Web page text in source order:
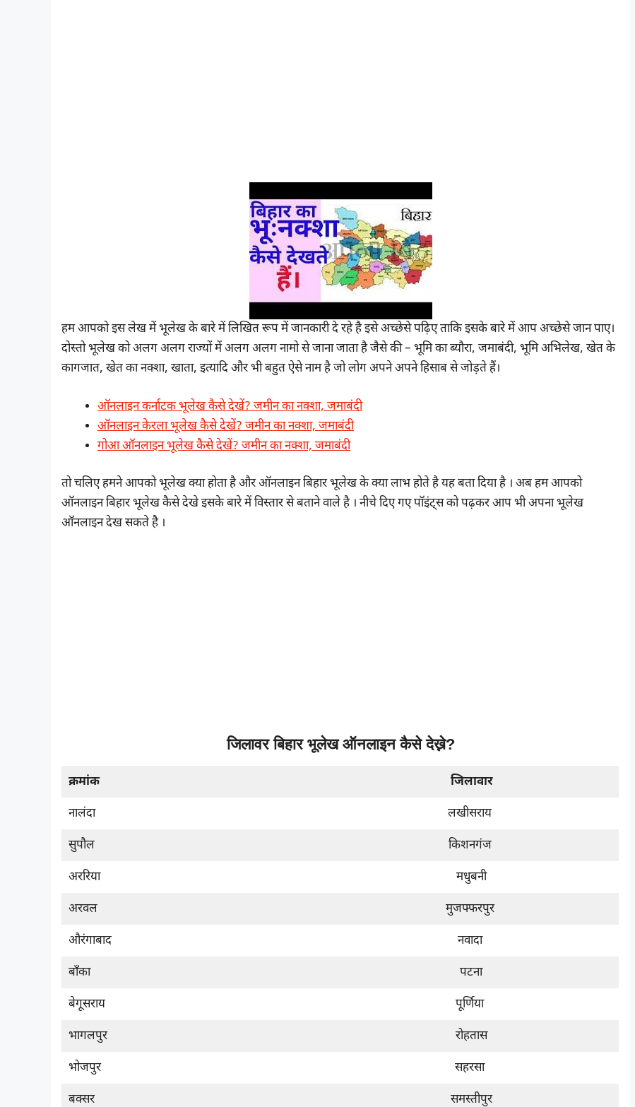
हम आपको इस लेख में भूलेख के बारे में लिखित रूप में जानकारी दे रहे है इसे अच्छेसे पढ़िए ताकि इसके बारे में आप अच्छेसे जान पाए।
दोस्तो भूलेख को अलग अलग राज्यों में अलग अलग नामो से जाना जाता है जैसे की – भूमि का ब्यौरा, जमाबंदी, भूमि अभिलेख, खेत के
कागजात, खेत का नक्शा, खाता, इत्यादि और भी बहुत ऐसे नाम है जो लोग अपने अपने हिसाब से जोड़ते हैं।
ऑनलाइन कर्नाटक भूलेख कैसे देखें? जमीन का नक्शा, जमाबंदी
ऑनलाइन केरला भूलेख कैसे देखें? जमीन का नक्शा, जमाबंदी
गोआ ऑनलाइन भूलेख कैसे देखें? जमीन का नक्शा, जमाबंदी
तो चलिए हमने आपको भूलेख क्या होता है और ऑनलाइन बिहार भूलेख के क्या लाभ होते है यह बता दिया है । अब हम आपको
ऑनलाइन बिहार भूलेख कैसे देखे इसके बारे में विस्तार से बताने वाले है । नीचे दिए गए पॉइंट्स को पढ़कर आप भी अपना भूलेख
ऑनलाइन देख सकते है ।
जिलावर बिहार भूलेख ऑनलाइन कैसे देख्ने?
क्रमांक जिलावार
नालंदा लखीसराय
सुपौल किशनगंज
अररिया मधुबनी
अरवल मुजफ्फरपुर
औरंगाबाद नवादा
बाँका पटना
बेगूसराय पूर्णिया
भागलपुर रोहतास
भोजपुर सहरसा
बक्सर समस्तीपुर